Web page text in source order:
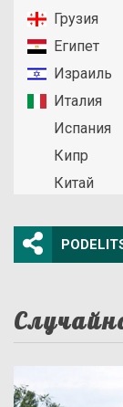
Грузия
Египет
Израиль
Италия
Испания
Кипр
Китай